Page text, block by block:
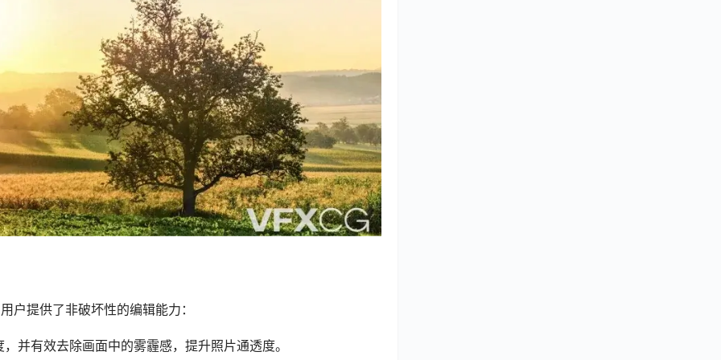
提供了非破坏性的编辑能力：
并有效去除画面中的雾霾感，提升照片通透度。